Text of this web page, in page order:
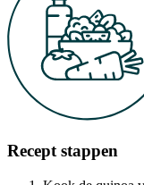
Recept stappen